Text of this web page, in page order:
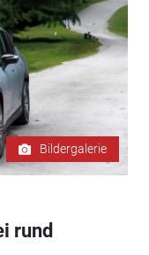
Bildergalerie
rund